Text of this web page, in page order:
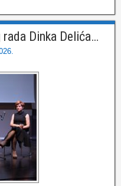
Dinka Delića…